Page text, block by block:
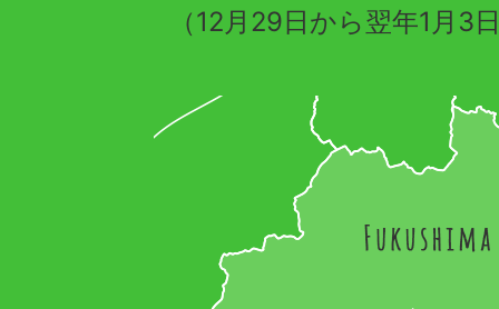
（12月29日から翌年1月3